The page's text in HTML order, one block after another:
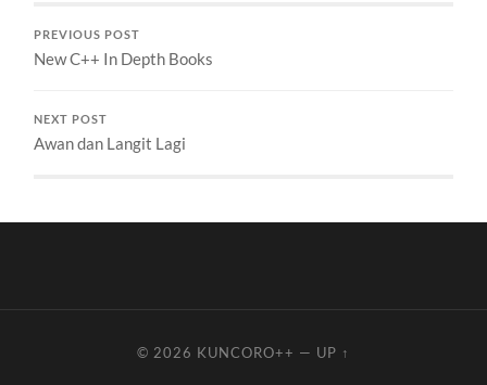
PREVIOUS POST
New C++ In Depth Books
NEXT POST
Awan dan Langit Lagi
© 2026 KUNCORO++ — UP ↑